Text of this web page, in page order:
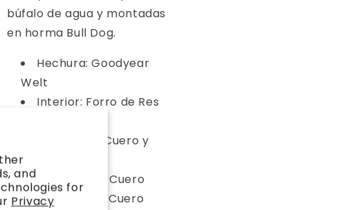
and
for
Privacy
búfalo de agua y montadas
en horma Bull Dog.
Hechura: Goodyear
Welt
Interior: Forro de Res
Suela: 100% Cuero y
Cosida
Tacón: 100% Cuero
Cerco: 100% Cuero